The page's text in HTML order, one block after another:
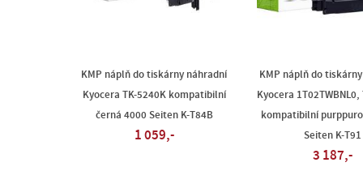
KMP náplň do tiskárny náhradní
Kyocera TK-5240K kompatibilní
černá 4000 Seiten K-T84B
1 059,-
KMP náplň do
Kyocera 1T02TWBNL0,
kompatibilní
Seiten K-T91
3 187,-